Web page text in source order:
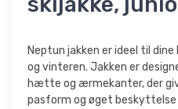
Neptun jakken er ideel til
og vinteren. Jakken er
hætte og ærmekanter, der
pasform og øget beskyttelse